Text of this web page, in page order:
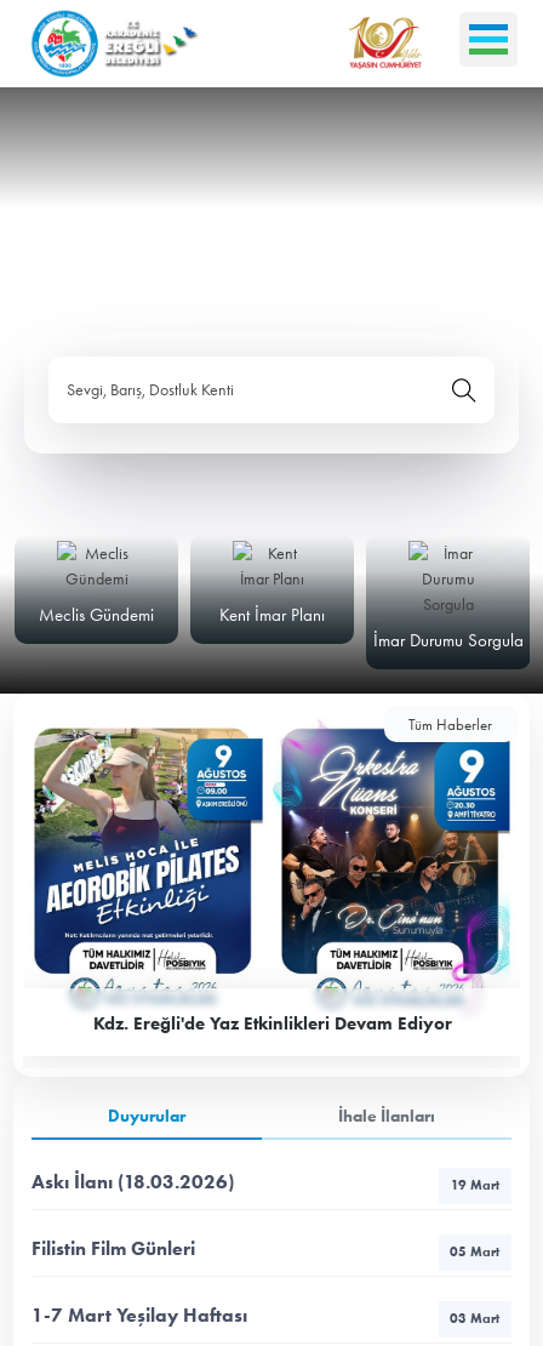
Sevgi, Barış, Dostluk Kenti
Meclis Gündemi
Kent İmar Planı
İmar Durumu Sorgula
Tüm Haberler
Kdz. Ereğli'de Yaz Etkinlikleri Devam Ediyor
Duyurular İhale İlanları
Askı İlanı (18.03.2026) 19 Mart
Filistin Film Günleri 05 Mart
1-7 Mart Yeşilay Haftası 03 Mart